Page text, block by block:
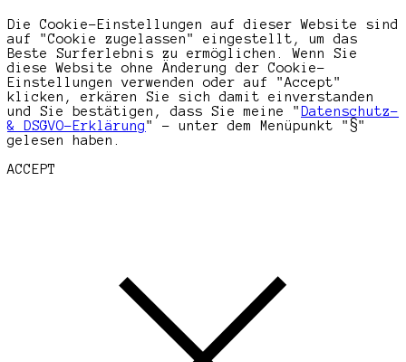
Die Cookie-Einstellungen auf dieser Website sind
auf "Cookie zugelassen" eingestellt, um das
Beste Surferlebnis zu ermöglichen. Wenn Sie
diese Website ohne Änderung der Cookie-
Einstellungen verwenden oder auf "Accept"
klicken, erkären Sie sich damit einverstanden
und Sie bestätigen, dass Sie meine " Datenschutz-
& DSGVO-Erklärung" - unter dem Menüpunkt "§"
gelesen haben.
ACCEPT